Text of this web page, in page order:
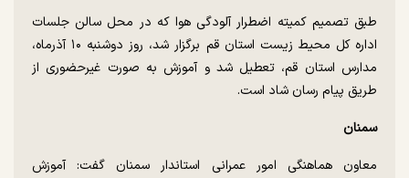
طبق تصمیم کمیته اضطرار آلودگی هوا که در محل سالن جلسات
اداره کل محیط زیست استان قم برگزار شد، روز دوشنبه ۱۰ آذرماه،
مدارس استان قم، تعطیل شد و آموزش به صورت غیرحضوری از
طریق پیام رسان شاد است.
سمنان
معاون هماهنگی امور عمرانی استاندار سمنان گفت: آموزش